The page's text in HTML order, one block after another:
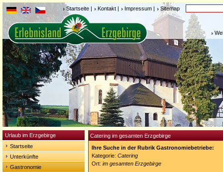
Startseite | Kontakt | Impressum | Sitemap
Urlaub im Erzgebirge
Startseite
Unterkünfte
Gastronomie
Catering im gesamten Erzgebirge
Ihre Suche in der Rubrik Gastronomiebetriebe:
Kategorie: Catering
Ort: im gesamten Erzgebirge